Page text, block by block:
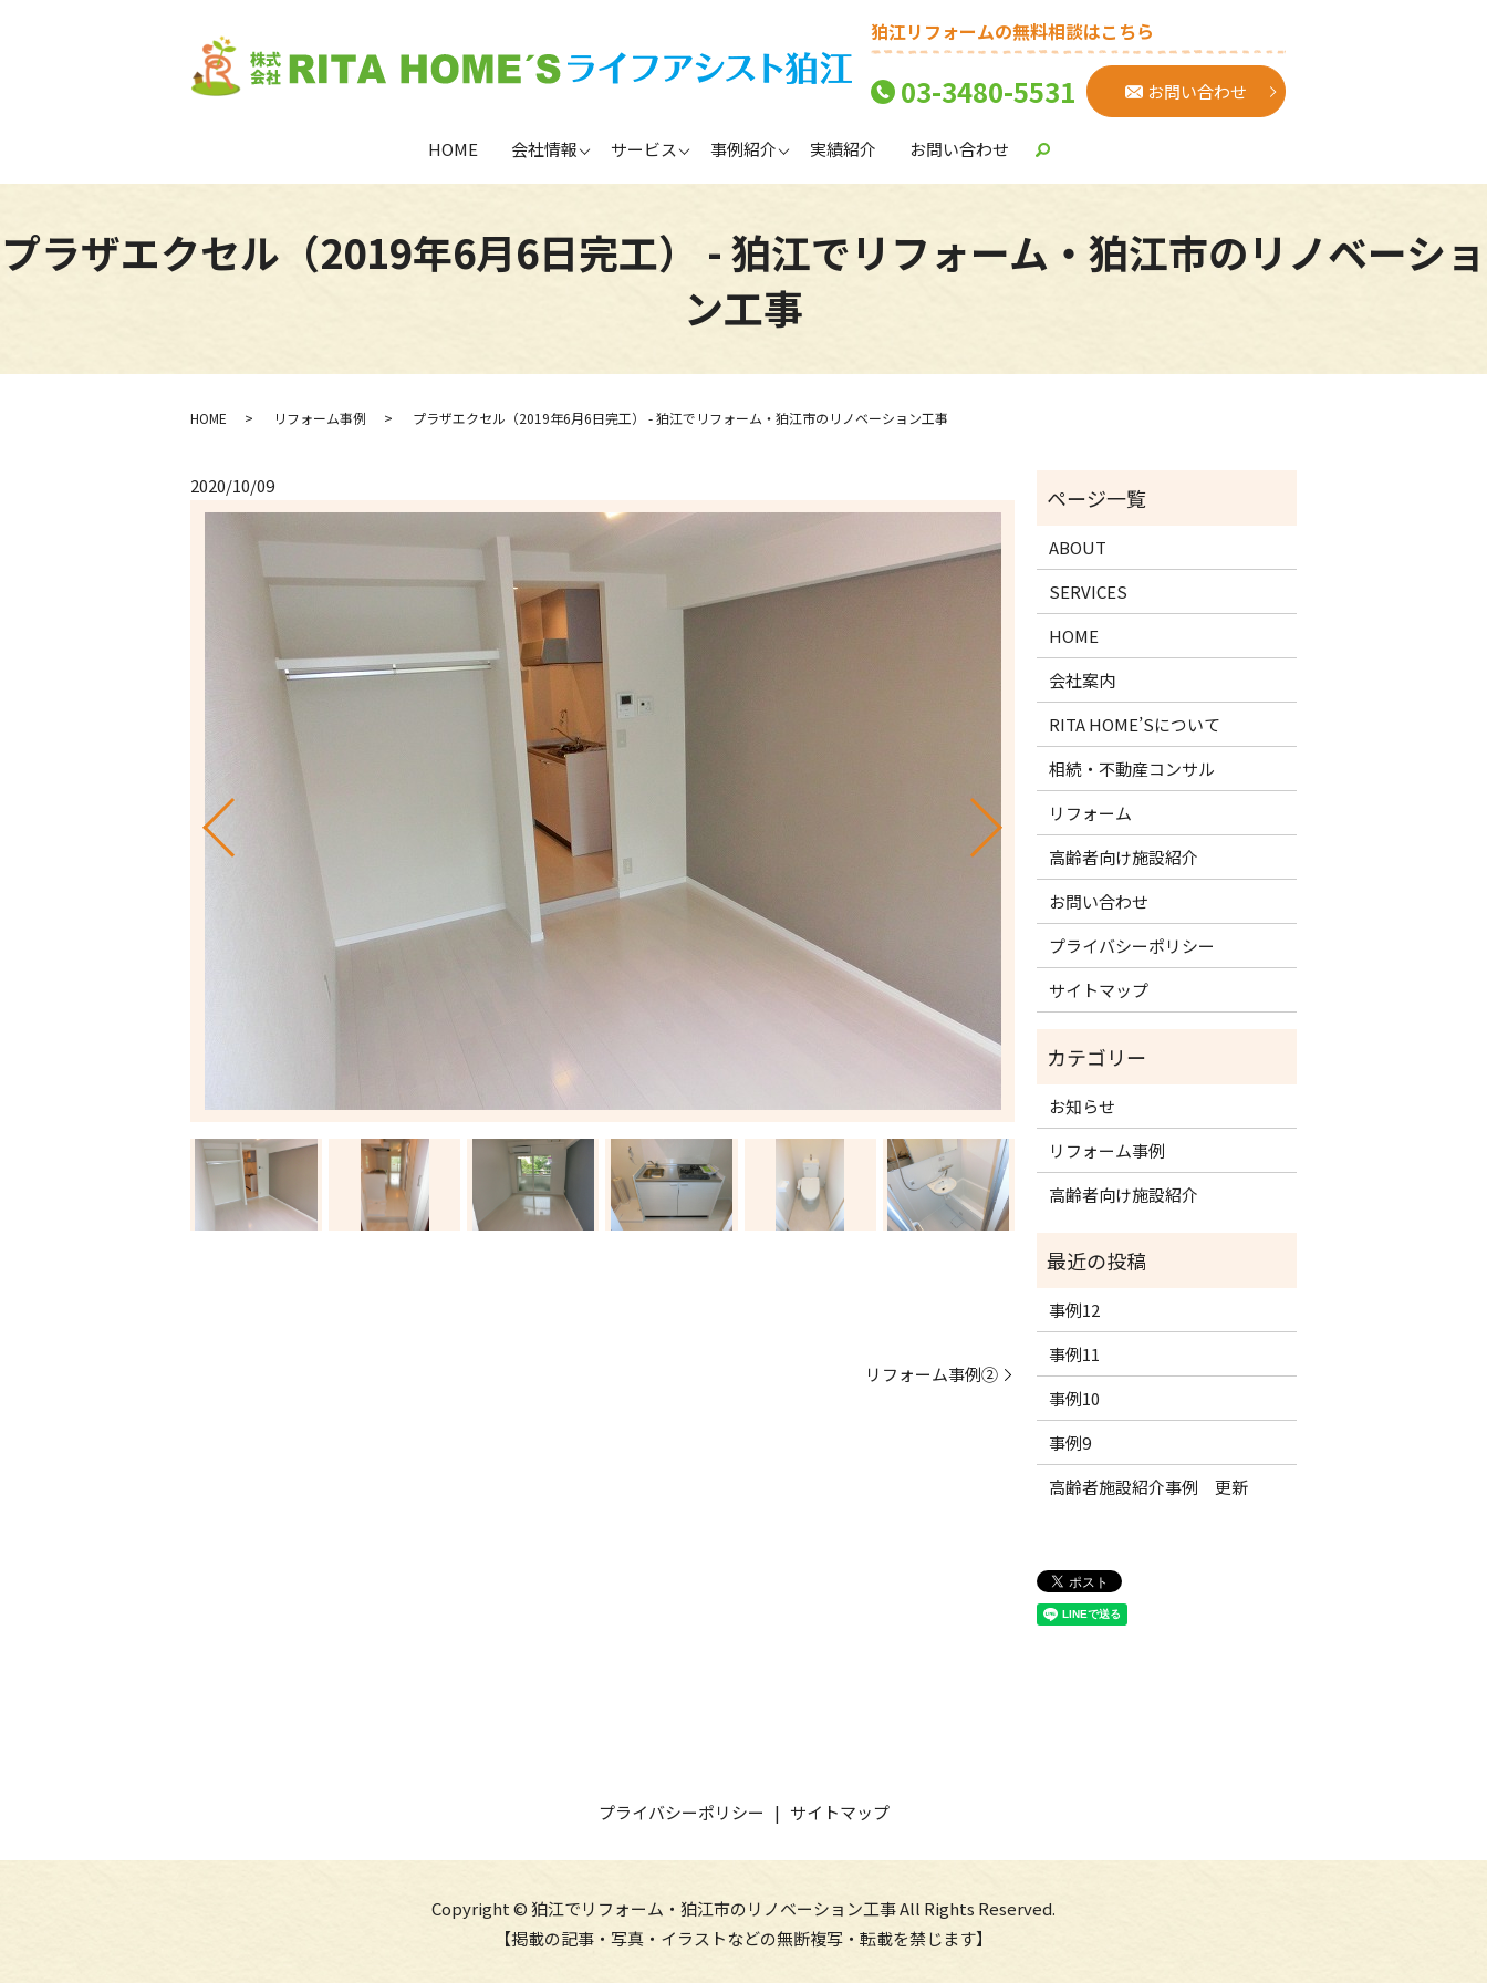
狛江リフォームの無料相談はこちら
03-3480-5531 お問い合わせ
HOME 会社情報 サービス 事例紹介 実績紹介 お問い合わせ
プラザエクセル（2019年6月6日完工） - 狛江でリフォーム・狛江市のリノベーショ
ン工事
HOME リフォーム事例 プラザエクセル（2019年6月6日完工） - 狛江でリフォーム・狛江市のリノベーション工事
2020/10/09
リフォーム事例②
ABOUT
SERVICES
HOME
会社案内
RITA HOME’Sについて
相続・不動産コンサル
リフォーム
高齢者向け施設紹介
お問い合わせ
プライバシーポリシー
サイトマップ
お知らせ
リフォーム事例
高齢者向け施設紹介
事例12
事例11
事例10
事例9
高齢者施設紹介事例 更新
プライバシーポリシー サイトマップ
Copyright © 狛江でリフォーム・狛江市のリノベーション工事 All Rights Reserved.
【掲載の記事・写真・イラストなどの無断複写・転載を禁じます】